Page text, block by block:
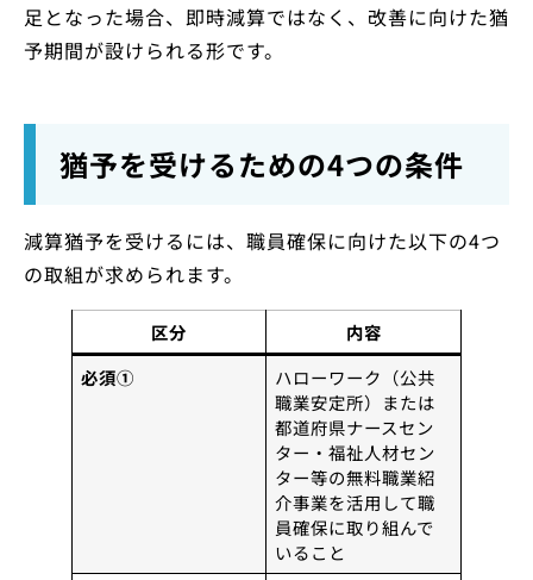
足となった場合、即時減算ではなく、改善に向けた猶
予期間が設けられる形です。
猶予を受けるための4つの条件
減算猶予を受けるには、職員確保に向けた以下の4つ
の取組が求められます。
区分
内容
必須①
ハローワーク（公共
職業安定所）または
都道府県ナースセン
ター・福祉人材セン
ター等の無料職業紹
介事業を活用して職
員確保に取り組んで
いること